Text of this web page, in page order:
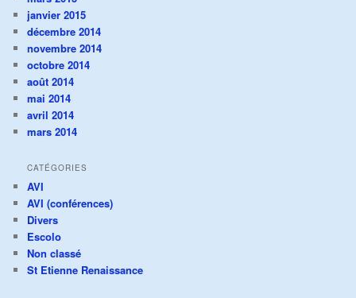
janvier 2015
décembre 2014
novembre 2014
octobre 2014
août 2014
mai 2014
avril 2014
mars 2014
CATÉGORIES
AVI
AVI (conférences)
Divers
Escolo
Non classé
St Etienne Renaissance